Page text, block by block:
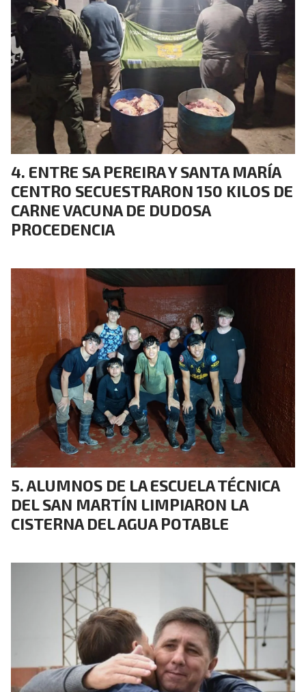
ENTRE SA PEREIRA Y SANTA MARÍA
CENTRO SECUESTRARON 150 KILOS DE
CARNE VACUNA DE DUDOSA
PROCEDENCIA
ALUMNOS DE LA ESCUELA TÉCNICA
DEL SAN MARTÍN LIMPIARON LA
CISTERNA DEL AGUA POTABLE